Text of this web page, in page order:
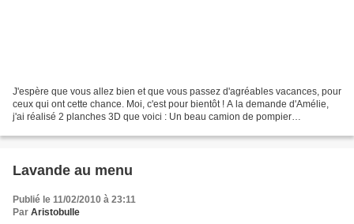
J'espère que vous allez bien et que vous passez d'agréables vacances, pour
ceux qui ont cette chance. Moi, c'est pour bientôt ! A la demande d'Amélie,
j'ai réalisé 2 planches 3D que voici : Un beau camion de pompier
Lavande au menu
Publié le 11/02/2010 à 23:11
Par Aristobulle